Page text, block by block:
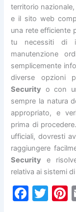
territorio
e il sito web
una rete efficiente
tu necessiti di
manutenzione
semplicemente
diverse opzioni
Security o con
sempre la natura
appropriato, e
prima di
ufficiali, dovresti
raggiungere
Security e
relativa ai sistemi
F
T